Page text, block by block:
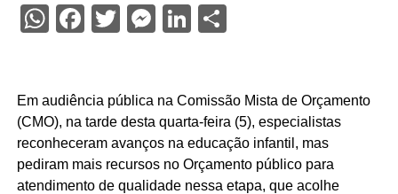
WhatsApp
Facebook
Twitter
Messenger
LinkedIn
Share
Em audiência pública na Comissão Mista de Orçamento
(CMO), na tarde desta quarta-feira (5), especialistas
reconheceram avanços na educação infantil, mas
pediram mais recursos no Orçamento público para
atendimento de qualidade nessa etapa, que acolhe